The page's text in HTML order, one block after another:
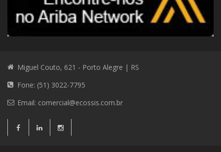
Miguel Couto, 621 - Porto Alegre | RS
Fone: (51) 3022-7795
Email: comercial@ecossis.com.br